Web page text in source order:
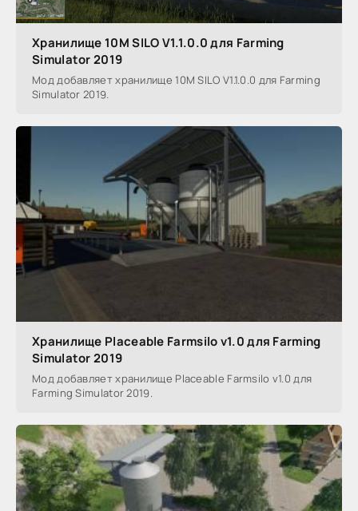
Хранилище 10M SILO V1.1.0.0 для Farming
Simulator 2019
Мод добавляет хранилище 10M SILO V1.1.0.0 для Farming
Simulator 2019.
Хранилище Placeable Farmsilo v1.0 для Farming
Simulator 2019
Мод добавляет хранилище Placeable Farmsilo v1.0 для
Farming Simulator 2019.